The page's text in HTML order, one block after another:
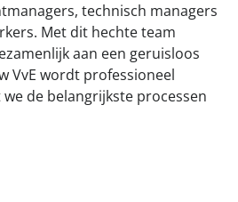
technisch managers
Met dit hechte team
aan een geruisloos
VvE wordt professioneel
de belangrijkste processen